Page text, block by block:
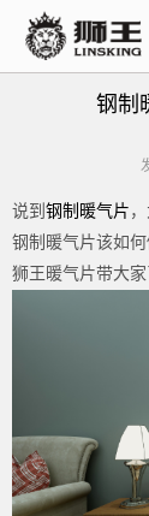
钢制
说到 钢制暖气片
钢制暖气片该如
狮王暖气片带大家